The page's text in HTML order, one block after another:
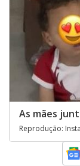
As mães
Reprodução: